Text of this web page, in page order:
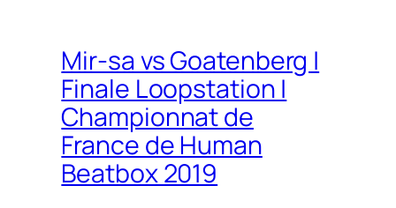
Mir-sa vs Goatenberg |
Finale Loopstation |
Championnat de
France de Human
Beatbox 2019